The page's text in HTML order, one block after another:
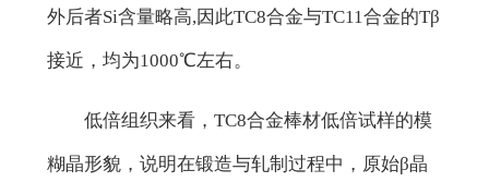
外后者Si含量略高,因此TC8合金与TC11合金的Tβ
接近，均为1000℃左右。
低倍组织来看，TC8合金棒材低倍试样的模
糊晶形貌，说明在锻造与轧制过程中，原始β晶